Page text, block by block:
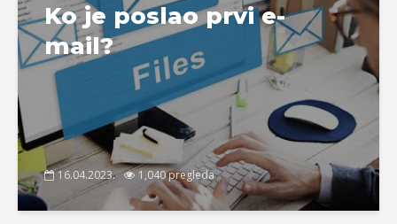
Ko je poslao prvi e-
mail?
16.04.2023. 1,040 pregleda